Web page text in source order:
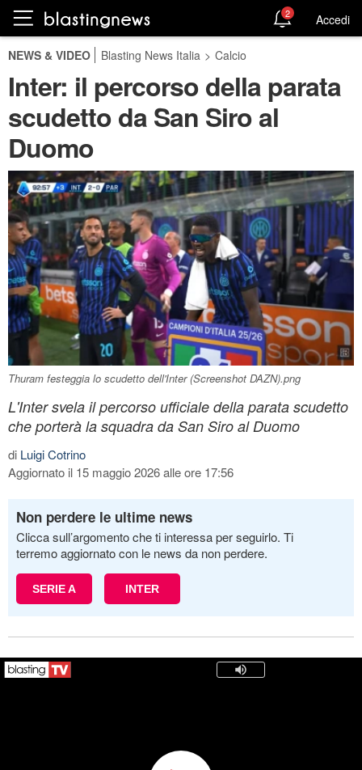
2 Accedi
NEWS & VIDEO Blasting News Italia > Calcio
Inter: il percorso della parata
scudetto da San Siro al
Duomo
Thuram festeggia lo scudetto dell'Inter (Screenshot DAZN).png
L'Inter svela il percorso ufficiale della parata scudetto
che porterà la squadra da San Siro al Duomo
di Luigi Cotrino
Aggiornato il 15 maggio 2026 alle ore 17:56
Non perdere le ultime news
Clicca sull’argomento che ti interessa per seguirlo. Ti
terremo aggiornato con le news da non perdere.
SERIE A INTER